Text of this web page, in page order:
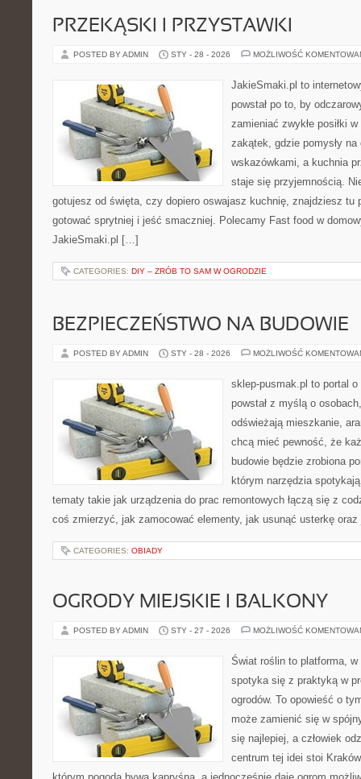
PRZEKĄSKI I PRZYSTAWKI
POSTED BY ADMIN STY - 28 - 2026 MOŻLIWOŚĆ
JakieSmaki.pl to
powstał po to, by
zamieniać zwykłe posiłki
zakątek, gdzie pomysły
wskazówkami, a kuchnia
staje się przyjemnością.
gotujesz od święta, czy dopiero oswajasz kuchnię, znajdziesz tu
gotować sprytniej i jeść smaczniej. Polecamy Fast food w
JakieSmaki.pl […]
CATEGORIES: DIY – ZRÓB TO SAM W OGRODZIE
BEZPIECZEŃSTWO NA BUDOWIE
POSTED BY ADMIN STY - 28 - 2026 MOŻLIWOŚĆ
sklep-pusmak.pl to portal
powstał z myślą o
odświeżają mieszkanie,
chcą mieć pewność, że
budowie będzie zrobiona
którym narzędzia
tematy takie jak urządzenia do prac remontowych łączą się z
coś zmierzyć, jak zamocować elementy, jak usunąć usterkę
CATEGORIES: OBIADY
OGRODY MIEJSKIE I BALKONY
POSTED BY ADMIN STY - 27 - 2026 MOŻLIWOŚĆ
Świat roślin to platforma, w
spotyka się z praktyką w
ogrodów. To opowieść o
może zamienić się w
się najlepiej, a człowiek
centrum tej idei stoi